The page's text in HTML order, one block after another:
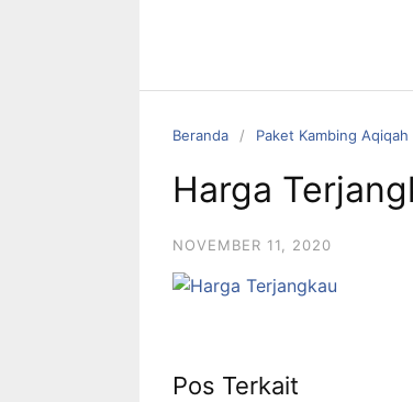
Beranda Paket Kambing
Harga
NOVEMBER 11, 2020
Pos Terkait